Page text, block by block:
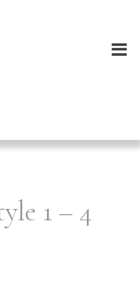
1 – 4